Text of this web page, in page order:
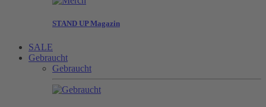
STAND UP Magazin
SALE
Gebraucht
Gebraucht